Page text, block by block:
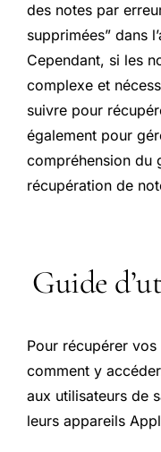
des notes par
supprimées” dans
Cependant, si les
complexe et
suivre pour
également pour
compréhension du
récupération de
Guide
Pour récupérer
comment y
aux utilisateurs de
leurs appareils